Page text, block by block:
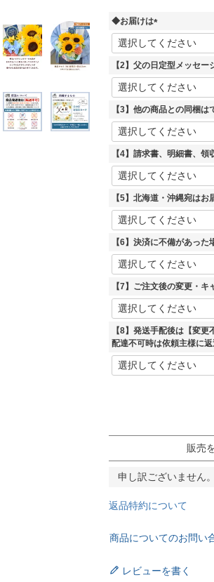
◆お届けは
(
必
須
【2】父の日定型メッセ
【3】他の商品との同梱は
【4】請求書、明細書、領
【5】北海道・沖縄宛はお
【6】決済に不備があった
【7】ご注文後の変更・
【8】発送手配後は【変
配達不可時は依頼主様に返
販売
申し訳ございません
返品特約について
商品についてのお問い
レビューを書く